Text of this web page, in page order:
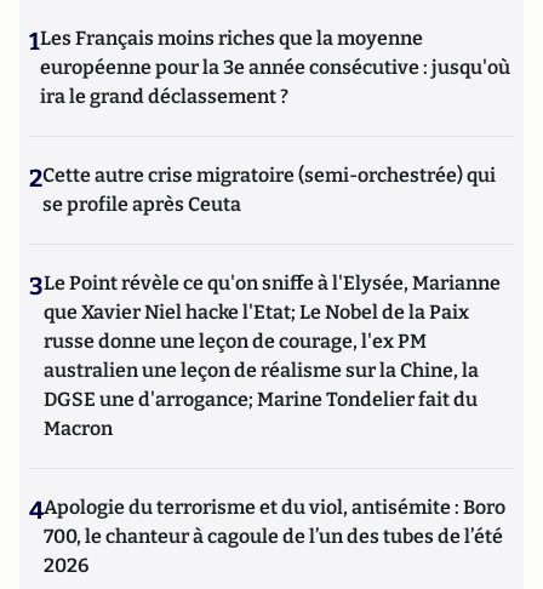
1Les Français moins riches que la moyenne
européenne pour la 3e année consécutive : jusqu'où
ira le grand déclassement ?
2Cette autre crise migratoire (semi-orchestrée) qui
se profile après Ceuta
3Le Point révèle ce qu'on sniffe à l'Elysée, Marianne
que Xavier Niel hacke l'Etat; Le Nobel de la Paix
russe donne une leçon de courage, l'ex PM
australien une leçon de réalisme sur la Chine, la
DGSE une d'arrogance; Marine Tondelier fait du
Macron
4Apologie du terrorisme et du viol, antisémite : Boro
700, le chanteur à cagoule de l’un des tubes de l’été
2026